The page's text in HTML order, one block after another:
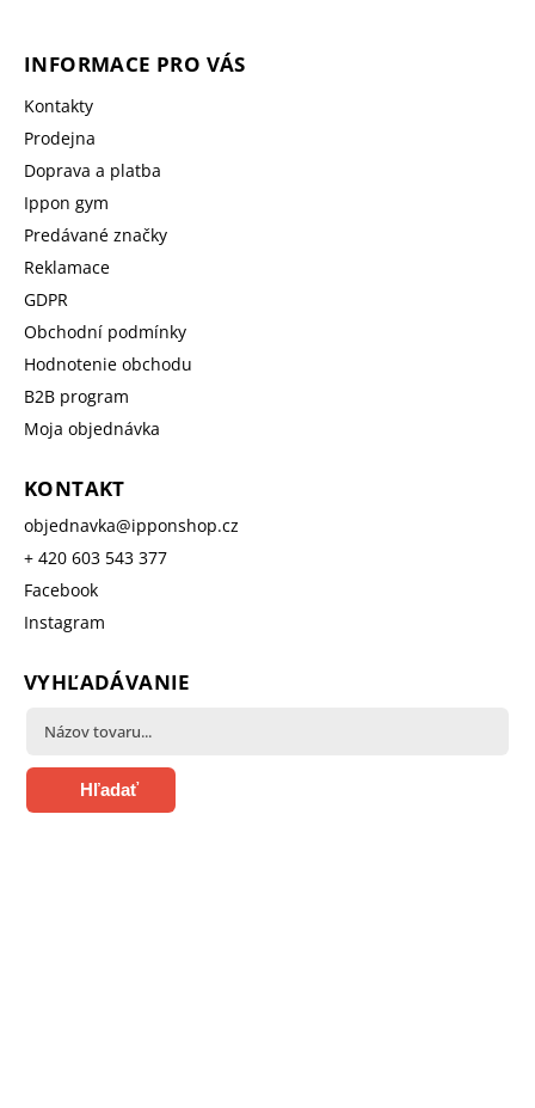
INFORMACE PRO VÁS
Kontakty
Prodejna
Doprava a platba
Ippon gym
Predávané značky
Reklamace
GDPR
Obchodní podmínky
Hodnotenie obchodu
B2B program
Moja objednávka
KONTAKT
objednavka@ipponshop.cz
+ 420 603 543 377
Facebook
Instagram
VYHĽADÁVANIE
Hľadať